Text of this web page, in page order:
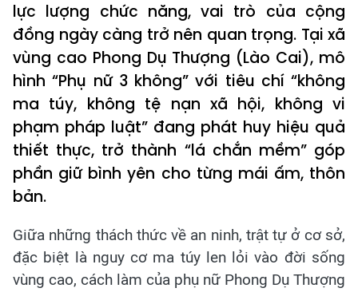
lực lượng chức năng, vai trò của cộng
đồng ngày càng trở nên quan trọng. Tại xã
vùng cao Phong Dụ Thượng (Lào Cai), mô
hình “Phụ nữ 3 không” với tiêu chí “không
ma túy, không tệ nạn xã hội, không vi
phạm pháp luật” đang phát huy hiệu quả
thiết thực, trở thành “lá chắn mềm” góp
phần giữ bình yên cho từng mái ấm, thôn
bản.
Giữa những thách thức về an ninh, trật tự ở cơ sở,
đặc biệt là nguy cơ ma túy len lỏi vào đời sống
vùng cao, cách làm của phụ nữ Phong Dụ Thượng